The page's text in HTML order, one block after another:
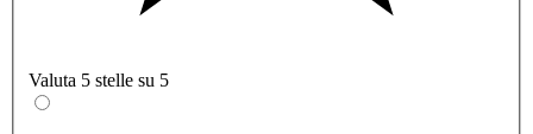
Valuta 5 stelle su 5